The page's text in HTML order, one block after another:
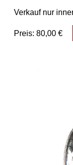
Verkauf nur
Preis: 80,00 €